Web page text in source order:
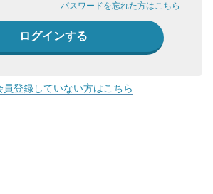
パスワードを忘れた方はこちら
員登録していない方はこちら